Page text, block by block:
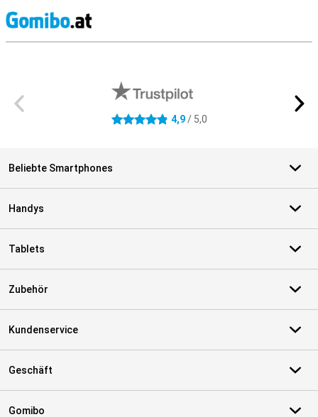
4.9 Sterne 4,9/ 5,0
Beliebte Smartphones
Handys
Tablets
Zubehör
Kundenservice
Geschäft
Gomibo